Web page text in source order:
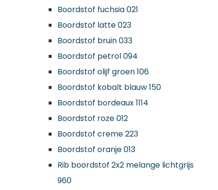
Boordstof fuchsia 021
Boordstof latte 023
Boordstof bruin 033
Boordstof petrol 094
Boordstof olijf groen 106
Boordstof kobalt blauw 150
Boordstof bordeaux 1114
Boordstof roze 012
Boordstof creme 223
Boordstof oranje 013
Rib boordstof 2x2 melange lichtgrijs
960